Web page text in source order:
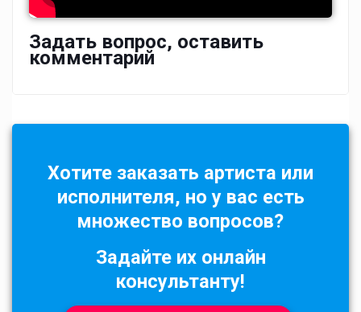
Задать вопрос, оставить
комментарий
Хотите заказать артиста или
исполнителя, но у вас есть
множество вопросов?
Задайте их онлайн
консультанту!